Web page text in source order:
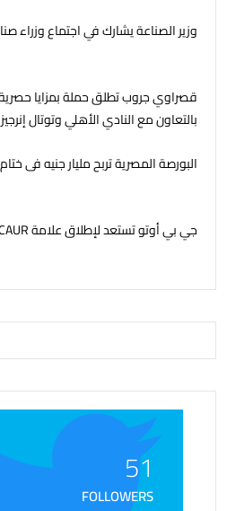
وزير الصناعة يشارك في اجتماع وزراء
قصراوي جروب تطلق حملة بمزايا
بالتعاون مع النادي الأهلي وتوتال
البورصة المصرية تربح مليار جنيه فى
جي بي أوتو تستعد لإطلاق علامة iCAUR في السوق المصرية
51
FOLLOWERS